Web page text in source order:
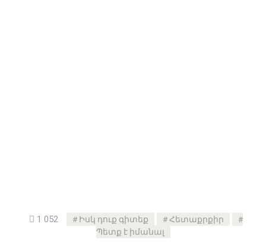
1 052 Իսկ դուք գիտեք
Հետաքրքիր
Պետք է իմանալ